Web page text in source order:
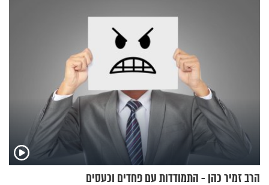
הרב זמיר כהן - התמודדות עם פחדים וכעסים